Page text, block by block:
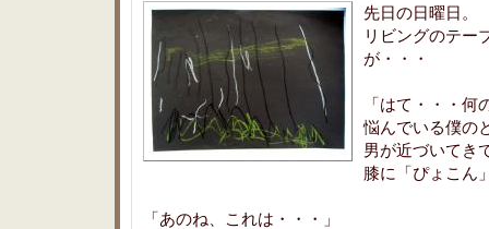
先日の日曜日。
リビングのテー
が・・・
「はて・・・何
悩んでいる僕の
男が近づいてき
膝に「ぴょこん
「あのね、これは・・・」